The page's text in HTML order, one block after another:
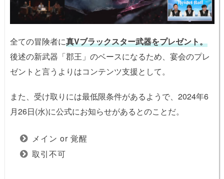
全ての冒険者に真Vブラックスター武器をプレゼント。
後述の新武器「郡王」のベースになるため、宴会のプレ
ゼントと言うよりはコンテンツ支援として。
また、受け取りには最低限条件があるようで、2024年6
月26日(水)に公式にお知らせがあるとのことだ。
メイン or 覚醒
取引不可